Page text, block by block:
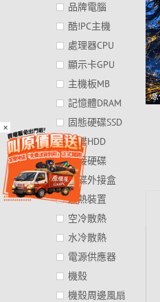
×
品牌電腦
酷!PC主機
處理器CPU
顯示卡GPU
主機板MB
記憶體DRAM
固態硬碟SSD
硬碟HDD
外接硬碟
硬碟外接盒
散熱裝置
空冷散熱
水冷散熱
電源供應器
機殼
機殼周邊風扇